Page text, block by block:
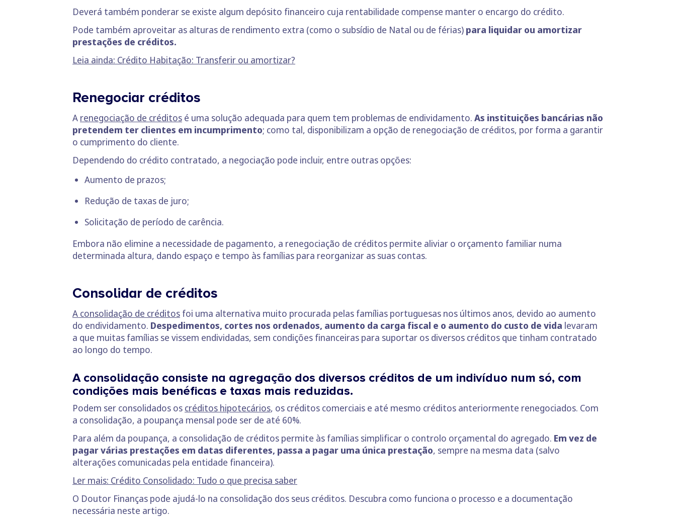
Deverá também ponderar se existe algum depósito financeiro cuja rentabilidade compense manter o encargo do crédito.
Pode também aproveitar as alturas de rendimento extra (como o subsídio de Natal ou de férias) para liquidar ou amortizar
prestações de créditos.
Leia ainda: Crédito Habitação: Transferir ou amortizar?
Renegociar créditos
A renegociação de créditos é uma solução adequada para quem tem problemas de endividamento. As instituições bancárias não
pretendem ter clientes em incumprimento; como tal, disponibilizam a opção de renegociação de créditos, por forma a garantir
o cumprimento do cliente.
Dependendo do crédito contratado, a negociação pode incluir, entre outras opções:
Aumento de prazos;
Redução de taxas de juro;
Solicitação de período de carência.
Embora não elimine a necessidade de pagamento, a renegociação de créditos permite aliviar o orçamento familiar numa
determinada altura, dando espaço e tempo às famílias para reorganizar as suas contas.
Consolidar de créditos
A consolidação de créditos foi uma alternativa muito procurada pelas famílias portuguesas nos últimos anos, devido ao aumento
do endividamento. Despedimentos, cortes nos ordenados, aumento da carga fiscal e o aumento do custo de vida levaram
a que muitas famílias se vissem endividadas, sem condições financeiras para suportar os diversos créditos que tinham contratado
ao longo do tempo.
A consolidação consiste na agregação dos diversos créditos de um indivíduo num só, com
condições mais benéficas e taxas mais reduzidas.
Podem ser consolidados os créditos hipotecários, os créditos comerciais e até mesmo créditos anteriormente renegociados. Com
a consolidação, a poupança mensal pode ser de até 60%.
Para além da poupança, a consolidação de créditos permite às famílias simplificar o controlo orçamental do agregado. Em vez de
pagar várias prestações em datas diferentes, passa a pagar uma única prestação, sempre na mesma data (salvo
alterações comunicadas pela entidade financeira).
Ler mais: Crédito Consolidado: Tudo o que precisa saber
O Doutor Finanças pode ajudá-lo na consolidação dos seus créditos. Descubra como funciona o processo e a documentação
necessária neste artigo.